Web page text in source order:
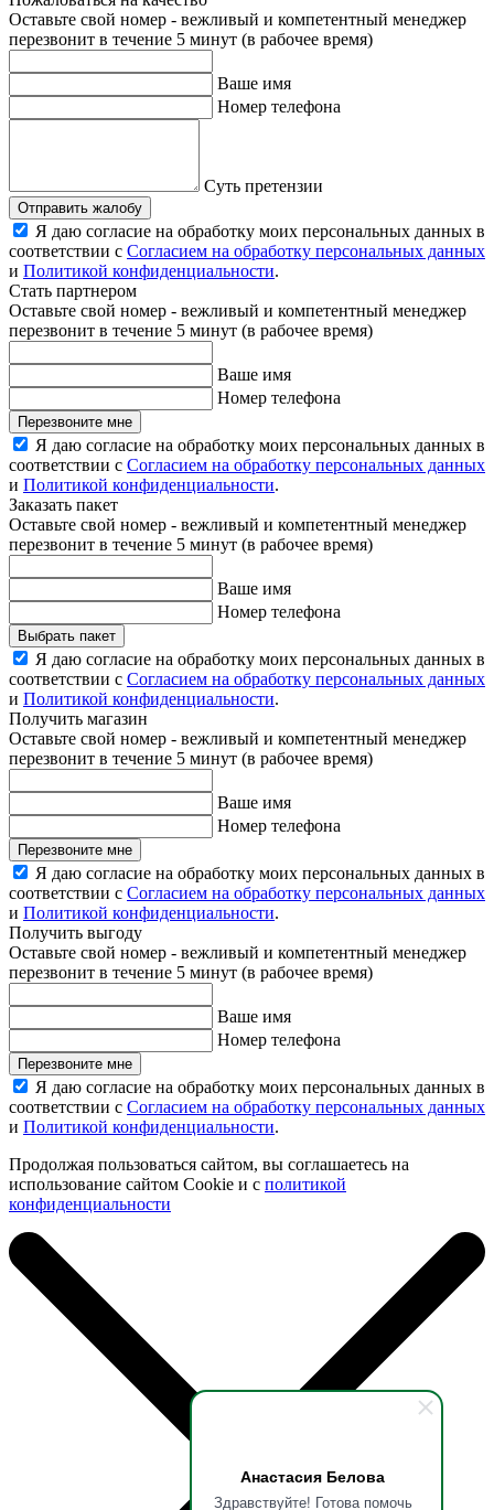
Анастасия Белова
Здравствуйте! Готова помочь
Оставьте свой номер - вежливый и компетентный менеджер
перезвонит в течение 5 минут (в рабочее время)
Ваше имя
Номер телефона
Суть претензии
Отправить жалобу
Я даю согласие на обработку моих персональных данных в
соответствии с Согласием на обработку персональных данных
и Политикой конфиденциальности.
Стать партнером
Оставьте свой номер - вежливый и компетентный менеджер
перезвонит в течение 5 минут (в рабочее время)
Ваше имя
Номер телефона
Перезвоните мне
Я даю согласие на обработку моих персональных данных в
соответствии с Согласием на обработку персональных данных
и Политикой конфиденциальности.
Заказать пакет
Оставьте свой номер - вежливый и компетентный менеджер
перезвонит в течение 5 минут (в рабочее время)
Ваше имя
Номер телефона
Выбрать пакет
Я даю согласие на обработку моих персональных данных в
соответствии с Согласием на обработку персональных данных
и Политикой конфиденциальности.
Получить магазин
Оставьте свой номер - вежливый и компетентный менеджер
перезвонит в течение 5 минут (в рабочее время)
Ваше имя
Номер телефона
Перезвоните мне
Я даю согласие на обработку моих персональных данных в
соответствии с Согласием на обработку персональных данных
и Политикой конфиденциальности.
Получить выгоду
Оставьте свой номер - вежливый и компетентный менеджер
перезвонит в течение 5 минут (в рабочее время)
Ваше имя
Номер телефона
Перезвоните мне
Я даю согласие на обработку моих персональных данных в
соответствии с Согласием на обработку персональных данных
и Политикой конфиденциальности.
Продолжая пользоваться сайтом, вы соглашаетесь на
использование сайтом Cookie и с политикой
конфиденциальности